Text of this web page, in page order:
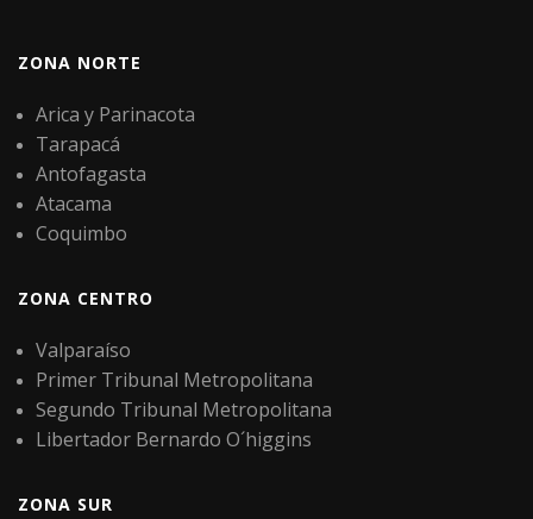
ZONA NORTE
Arica y Parinacota
Tarapacá
Antofagasta
Atacama
Coquimbo
ZONA CENTRO
Valparaíso
Primer Tribunal Metropolitana
Segundo Tribunal Metropolitana
Libertador Bernardo O´higgins
ZONA SUR